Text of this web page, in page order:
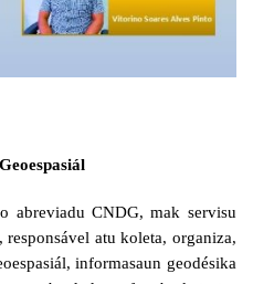
abreviadu CNDG, mak servisu
atu koleta, organiza,
informasaun geodésika